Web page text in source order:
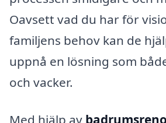
Oavsett vad du har för
familjens behov kan de
uppnå en lösning som
och vacker.
Med hjälp av